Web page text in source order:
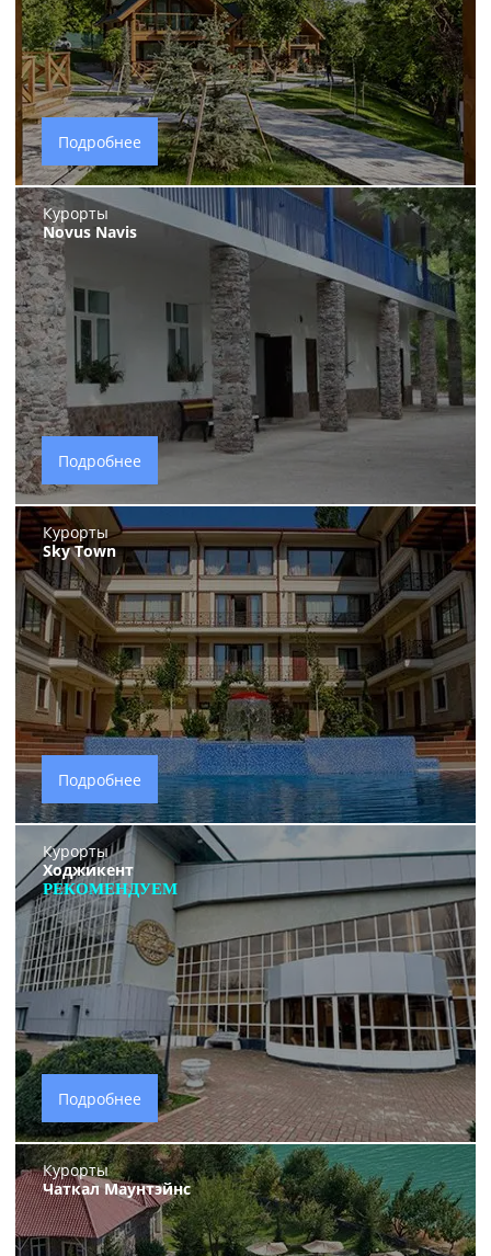
Подробнее
Курорты
Novus Navis
Подробнее
Курорты
Sky Town
Подробнее
Курорты
Ходжикент
РЕКОМЕНДУЕМ
Подробнее
Курорты
Чаткал Маунтэйнс